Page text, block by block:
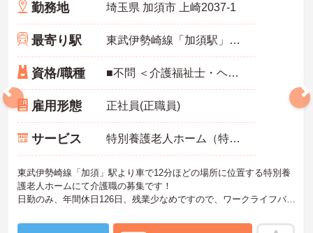
勤務地 埼玉県 加須市 上崎2037-1
最寄り駅 東武伊勢崎線「加須駅」バス・車12分
資格/職種 ■不問 ＜介護福祉士・ヘルパー1級または2級あれば尚可＞ ※新卒可、ブランク可
雇用形態 正社員(正職員)
サービス 特別養護老人ホーム（特養）
東武伊勢崎線「加須」駅より車で12分ほどの場所に位置する特別養
護老人ホームにて介護職の募集です！
日勤のみ、年間休日126日、残業少なめですので、ワークライフバラ
埼玉県から、「多様な働き方実践企業」としての認定を受けた、働